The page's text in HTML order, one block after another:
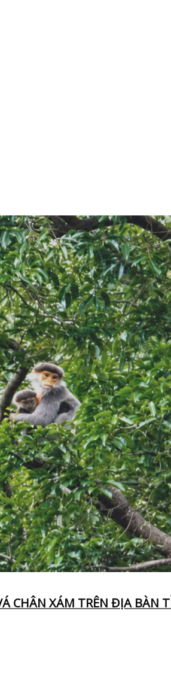
CHÂN XÁM TRÊN ĐỊA BÀN